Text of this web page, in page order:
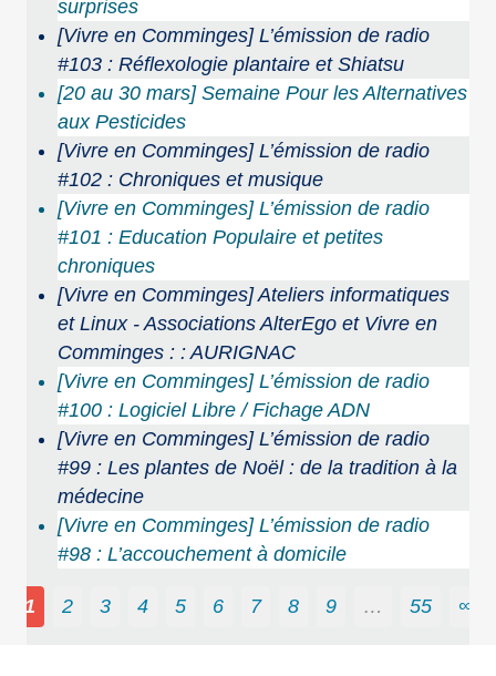
surprises
[Vivre en Comminges] L’émission de radio
#103 : Réflexologie plantaire et Shiatsu
[20 au 30 mars] Semaine Pour les Alternatives
aux Pesticides
[Vivre en Comminges] L’émission de radio
#102 : Chroniques et musique
[Vivre en Comminges] L’émission de radio
#101 : Education Populaire et petites
chroniques
[Vivre en Comminges] Ateliers informatiques
et Linux - Associations AlterEgo et Vivre en
Comminges : : AURIGNAC
[Vivre en Comminges] L’émission de radio
#100 : Logiciel Libre / Fichage ADN
[Vivre en Comminges] L’émission de radio
#99 : Les plantes de Noël : de la tradition à la
médecine
[Vivre en Comminges] L’émission de radio
#98 : L’accouchement à domicile
1 2 3 4 5 6 7 8 9 … 55 ∞